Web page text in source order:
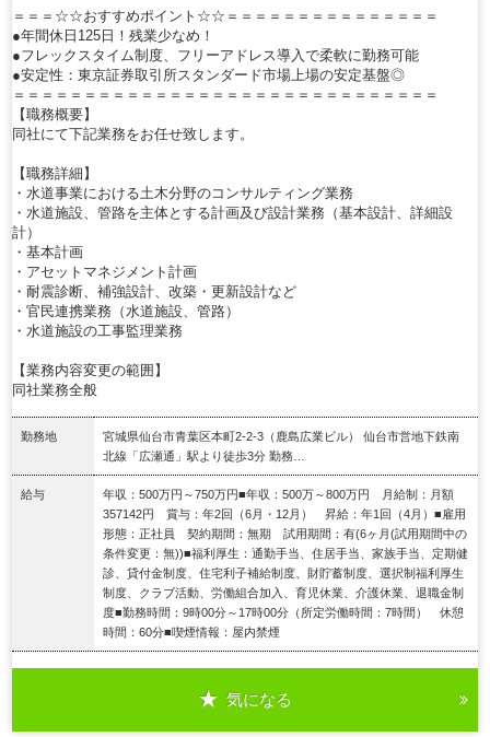
＝＝＝☆☆おすすめポイント☆☆＝＝＝＝＝＝＝＝＝＝＝＝＝＝＝
●年間休日125日！残業少なめ！
●フレックスタイム制度、フリーアドレス導入で柔軟に勤務可能
●安定性：東京証券取引所スタンダード市場上場の安定基盤◎
＝＝＝＝＝＝＝＝＝＝＝＝＝＝＝＝＝＝＝＝＝＝＝＝＝＝＝＝＝＝
【職務概要】
同社にて下記業務をお任せ致します。
【職務詳細】
・水道事業における土木分野のコンサルティング業務
・水道施設、管路を主体とする計画及び設計業務（基本設計、詳細設
計）
・基本計画
・アセットマネジメント計画
・耐震診断、補強設計、改築・更新設計など
・官民連携業務（水道施設、管路）
・水道施設の工事監理業務
【業務内容変更の範囲】
同社業務全般
勤務地
宮城県仙台市青葉区本町2-2-3（鹿島広業ビル） 仙台市営地下鉄南
北線「広瀬通」駅より徒歩3分 勤務…
給与
年収：500万円～750万円■年収：500万～800万円 月給制：月額
357142円 賞与：年2回（6月・12月） 昇給：年1回（4月）■雇用
形態：正社員 契約期間：無期 試用期間：有(6ヶ月(試用期間中の
条件変更：無))■福利厚生：通勤手当、住居手当、家族手当、定期健
診、貸付金制度、住宅利子補給制度、財貯蓄制度、選択制福利厚生
制度、クラブ活動、労働組合加入、育児休業、介護休業、退職金制
度■勤務時間：9時00分～17時00分（所定労働時間：7時間） 休憩
時間：60分■喫煙情報：屋内禁煙
気になる